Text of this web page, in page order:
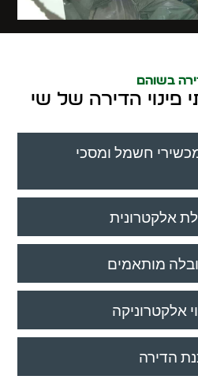
בשוהם
פינוי הדירה של שי
חשמל ומסכי
אלקטרונית
מותאמים
אלקטרוניקה
הדירה